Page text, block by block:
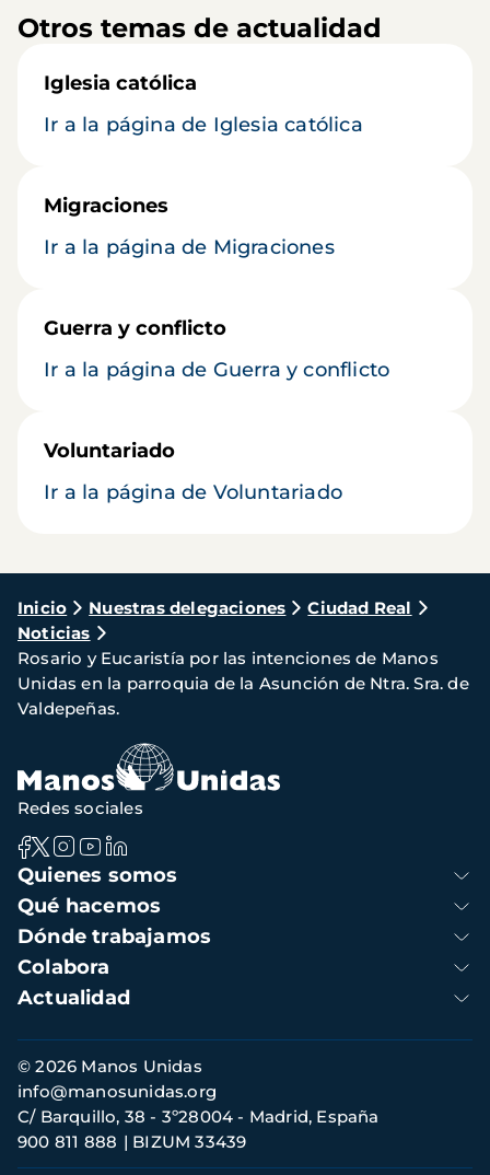
Otros temas de actualidad
Iglesia católica
Ir a la página de Iglesia católica
Migraciones
Ir a la página de Migraciones
Guerra y conflicto
Ir a la página de Guerra y conflicto
Voluntariado
Ir a la página de Voluntariado
Ruta
de
navegación
Inicio Nuestras delegaciones
Ciudad Real
Noticias
Rosario y Eucaristía por las intenciones de Manos
Unidas en la parroquia de la Asunción de Ntra. Sra. de
Valdepeñas.
Navegación
principal
Quienes somos
Qué hacemos
Dónde trabajamos
Colabora
Actualidad
Redes sociales
Información
de
contacto
© 2026 Manos Unidas
C/ Barquillo, 38 - 3º28004 - Madrid, España
900 811 888
BIZUM 33439
info@manosunidas.org